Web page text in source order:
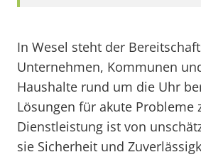
In Wesel steht der
Unternehmen, Kommunen
Haushalte rund um die Uhr
Lösungen für akute Probleme
Dienstleistung ist von
sie Sicherheit und